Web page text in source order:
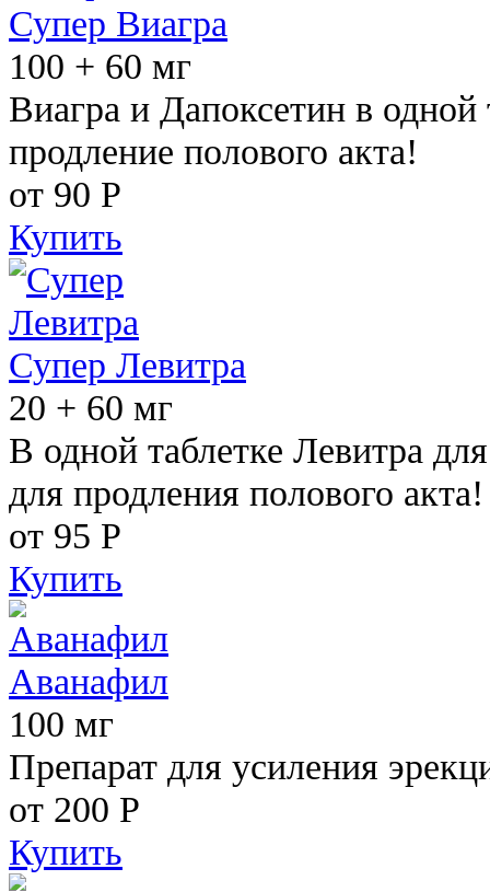
Супер Виагра
100 + 60 мг
Виагра и Дапоксетин в одной
продление полового акта!
от 90 Р
Купить
Супер Левитра
20 + 60 мг
В одной таблетке Левитра
для продления полового акта!
от 95 Р
Купить
Аванафил
100 мг
Препарат для усиления
от 200 Р
Купить